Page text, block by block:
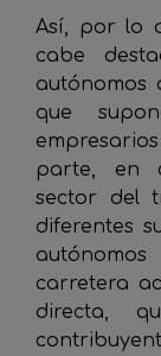
Así, por lo
cabe
autónomos
que
parte, en
sector del
diferentes
carretera
directa,